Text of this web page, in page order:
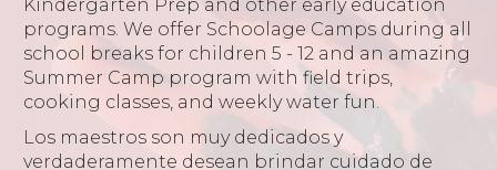
Kindergarten Prep and other early education
programs. We offer Schoolage Camps during all
school breaks for children 5 - 12 and an amazing
Summer Camp program with field trips,
cooking classes, and weekly water fun.
Los maestros son muy dedicados y
verdaderamente desean brindar cuidado de